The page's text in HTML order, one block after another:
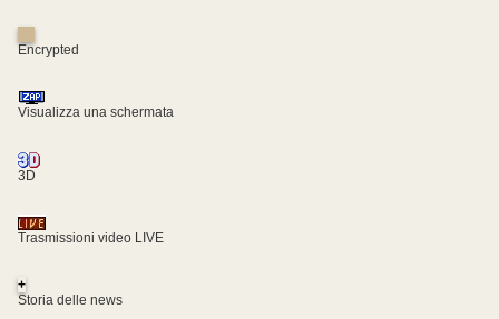
Encrypted
Visualizza una schermata
3D
Trasmissioni video LIVE
+
Storia delle news